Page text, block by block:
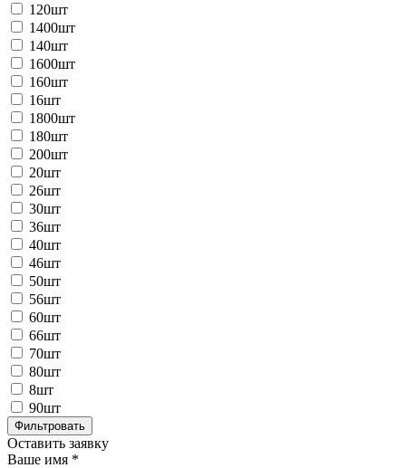
120шт
1400шт
140шт
1600шт
160шт
16шт
1800шт
180шт
200шт
20шт
26шт
30шт
36шт
40шт
46шт
50шт
56шт
60шт
66шт
70шт
80шт
8шт
90шт
Оставить заявку
Ваше имя *